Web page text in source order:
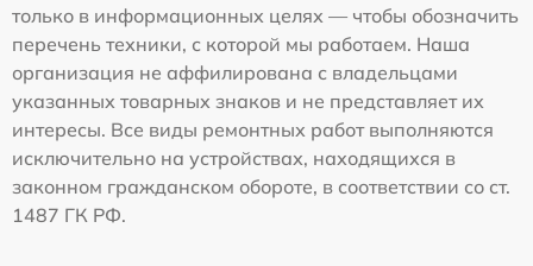
только в информационных целях — чтобы обозначить
перечень техники, с которой мы работаем. Наша
организация не аффилирована с владельцами
указанных товарных знаков и не представляет их
интересы. Все виды ремонтных работ выполняются
исключительно на устройствах, находящихся в
законном гражданском обороте, в соответствии со ст.
1487 ГК РФ.